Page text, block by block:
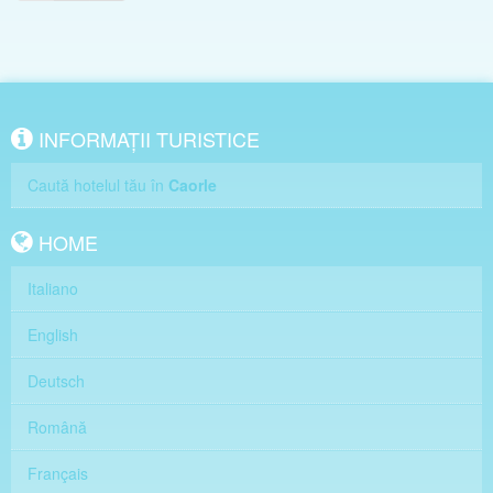
INFORMAȚII TURISTICE
Caută hotelul tău în Caorle
HOME
Italiano
English
Deutsch
Română
Français